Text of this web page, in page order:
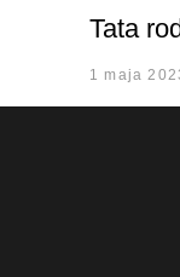
Tata
1 maja